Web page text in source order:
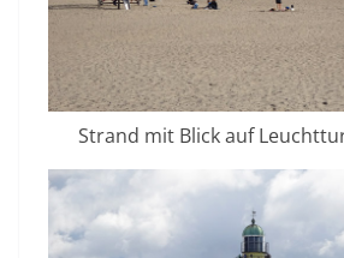
Strand mit Blick auf